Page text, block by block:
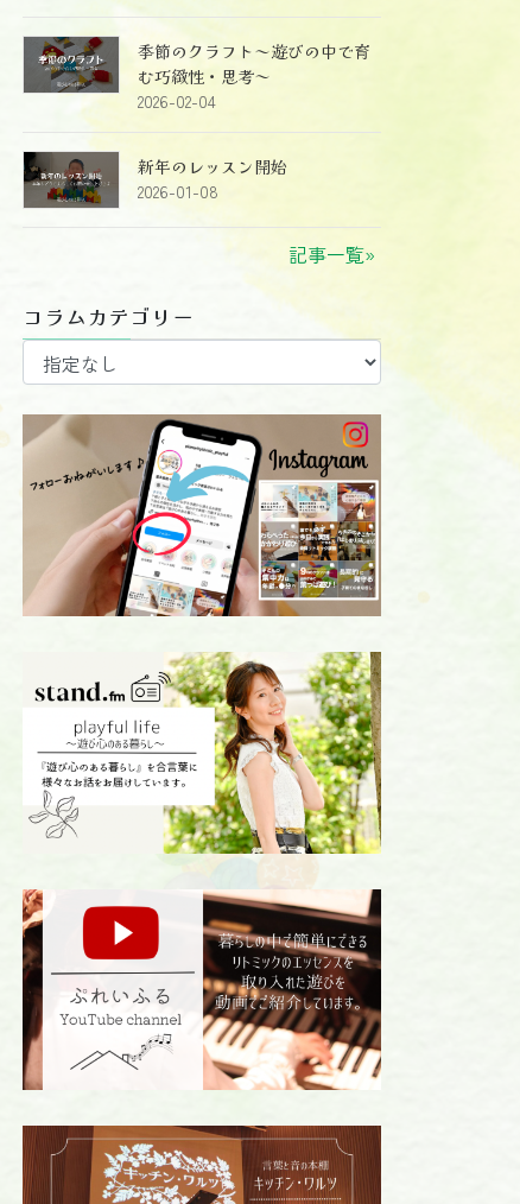
季節のクラフト～遊びの中で育
む巧緻性・思考～
2026-02-04
新年のレッスン開始
2026-01-08
記事一覧»
コラムカテゴリー